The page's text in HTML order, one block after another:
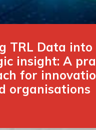
TRL Data into
insight: A
for
organisations